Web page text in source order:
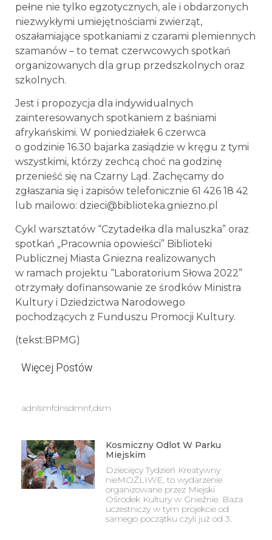
pełne nie tylko egzotycznych, ale i obdarzonych
niezwykłymi umiejętnościami zwierząt,
oszałamiające spotkaniami z czarami plemiennych
szamanów – to temat czerwcowych spotkań
organizowanych dla grup przedszkolnych oraz
szkolnych.
Jest i propozycja dla indywidualnych
zainteresowanych spotkaniem z baśniami
afrykańskimi. W poniedziałek 6 czerwca
o godzinie 16.30 bajarka zasiądzie w kręgu z tymi
wszystkimi, którzy zechcą choć na godzinę
przenieść się na Czarny Ląd. Zachęcamy do
zgłaszania się i zapisów telefonicznie 61 426 18 42
lub mailowo: dzieci@biblioteka.gniezno.pl
Cykl warsztatów “Czytadełka dla maluszka” oraz
spotkań „Pracownia opowieści” Biblioteki
Publicznej Miasta Gniezna realizowanych
w ramach projektu “Laboratorium Słowa 2022”
otrzymały dofinansowanie ze środków Ministra
Kultury i Dziedzictwa Narodowego
pochodzących z Funduszu Promocji Kultury.
(tekst:BPMG)
Więcej Postów
adnlsmfdnsdmnf,dsm
Kosmiczny Odlot W Parku
Miejskim
Dziecięcy Tydzień Kreatywny
nieMOŻLIWE, to wydarzenie
organizowane przez Miejski
Ośrodek Kultury w Gnieźnie. Baza
uczestniczy w tym projekcie od
samego początku czyli już od 3.